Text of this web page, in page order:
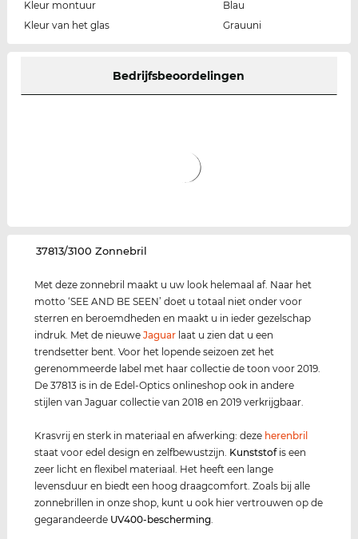
Kleur montuur
Blau
Kleur van het glas
Grauuni
Bedrijfsbeoordelingen
‌37813/3100 Zonnebril
Met deze zonnebril maakt u uw look helemaal af. Naar het
motto ‘SEE AND BE SEEN’ doet u totaal niet onder voor
sterren en beroemdheden en maakt u in ieder gezelschap
indruk. Met de nieuweJaguar laat u zien dat u een
trendsetter bent. Voor het lopende seizoen zet het
gerenommeerde label met haar collectie de toon voor 2019.
De 37813 is in de Edel-Optics onlineshop ook in andere
stijlen van Jaguar collectie van 2018 en 2019 verkrijgbaar.
Krasvrij en sterk in materiaal en afwerking: deze herenbril
staat voor edel design en zelfbewustzijn. Kunststofis een
zeer licht en flexibel materiaal. Het heeft een lange
levensduur en biedt een hoog draagcomfort. Zoals bij alle
zonnebrillen in onze shop, kunt u ook hier vertrouwen op de
gegarandeerde UV400-bescherming.